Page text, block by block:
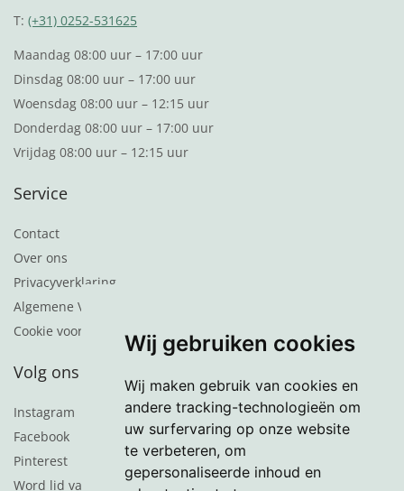
Wij gebruiken cookies
Wij maken gebruik van cookies en
andere tracking-technologieën om
uw surfervaring op onze website
te verbeteren, om
gepersonaliseerde inhoud en
T:(+31) 0252-531625
Maandag 08:00 uur – 17:00 uur
Dinsdag 08:00 uur – 17:00 uur
Woensdag 08:00 uur – 12:15 uur
Donderdag 08:00 uur – 17:00 uur
Vrijdag 08:00 uur – 12:15 uur
Service
Contact
Over ons
Privacyverklaring
Algemene Voorwaarden
Cookie voorkeuren
Volg ons
Instagram
Facebook
Pinterest
Word lid van de nieuwsbrief